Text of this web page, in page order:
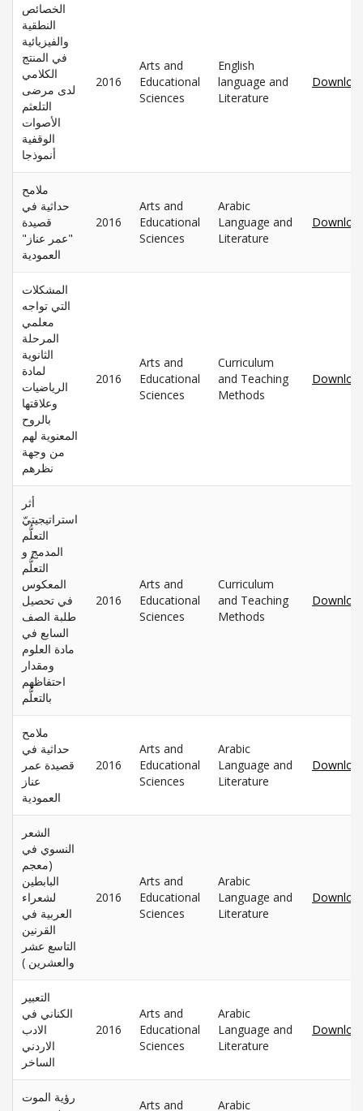
الخصائص
النطقية
والفيزيائية
في المنتج
الكلامي
لدى مرضى
التلعثم
الأصوات
الوقفية
أنموذجا
2016
Arts and
Educational
Sciences
English
language and
Literature
ملامح
حداثية في
قصيدة
"عمر عناز"
العمودية
2016
Arts and
Educational
Sciences
Arabic
Language and
Literature
المشكلات
التي تواجه
معلمي
المرحلة
الثانوية
لمادة
الرياضيات
وعلاقتها
بالروح
المعنوية لهم
من وجهة
نظرهم
2016
Arts and
Educational
Sciences
Curriculum
and Teaching
Methods
أثر
استراتيجيتيّ
التعلُّم
المدمج و
التعلُّم
المعكوس
في تحصيل
طلبة الصف
السابع في
مادة العلوم
ومقدار
احتفاظهم
بالتعلُّم
2016
Arts and
Educational
Sciences
Curriculum
and Teaching
Methods
ملامح
حداثية في
قصيدة عمر
عناز
العمودية
2016
Arts and
Educational
Sciences
Arabic
Language and
Literature
الشعر
النسوي في
(معجم
البابطين
لشعراء
العربية في
القرنين
التاسع عشر
والعشرين )
2016
Arts and
Educational
Sciences
Arabic
Language and
Literature
التعبير
الكناني في
الادب
الاردني
الساخر
2016
Arts and
Educational
Sciences
Arabic
Language and
Literature
رؤية الموت
Arts and
Arabic